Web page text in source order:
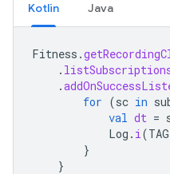
Kotlin Java
Fitness .
.
.
for (sc in
val dt =
Log . i(TAG
}
}